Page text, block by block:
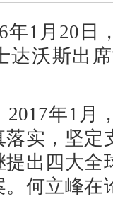
年1月20日
达沃斯出
2017年1月
实，坚
提出四大
何立峰